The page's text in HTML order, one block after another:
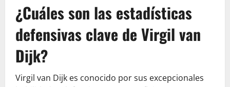
¿Cuáles son las estadísticas
defensivas clave de Virgil van
Dijk?
Virgil van Dijk es conocido por sus excepcionales